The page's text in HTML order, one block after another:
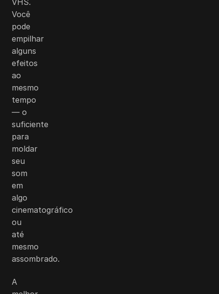
Você
pode
empilhar
alguns
efeitos
ao
mesmo
tempo
— o
suficiente
para
moldar
seu
som
em
algo
cinematográfico
ou
até
mesmo
assombrado.
A